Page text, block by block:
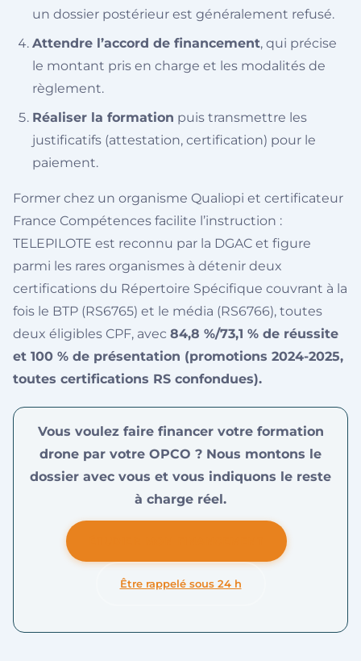
un dossier postérieur est généralement refusé.
Attendre l’accord de financement, qui précise
le montant pris en charge et les modalités de
règlement.
Réaliser la formation puis transmettre les
justificatifs (attestation, certification) pour le
paiement.
Former chez un organisme Qualiopi et certificateur
France Compétences facilite l’instruction :
TELEPILOTE est reconnu par la DGAC et figure
parmi les rares organismes à détenir deux
certifications du Répertoire Spécifique couvrant à la
fois le BTP (RS6765) et le média (RS6766), toutes
deux éligibles CPF, avec 84,8 %/73,1 % de réussite
et 100 % de présentation (promotions 2024-2025,
toutes certifications RS confondues).
Vous voulez faire financer votre formation
drone par votre OPCO ? Nous montons le
dossier avec vous et vous indiquons le reste
à charge réel.
Être rappelé sous 24 h